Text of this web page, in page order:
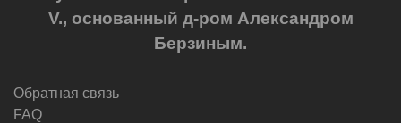
V., основанный д-ром Александром
Берзиным.
Обратная связь
FAQ